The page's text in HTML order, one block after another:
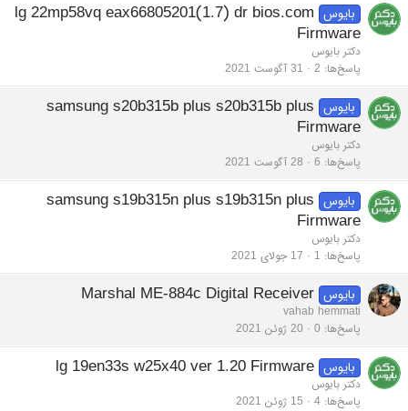
بایوس lg 22mp58vq eax66805201(1.7) dr bios.com
Firmware
دکتر بایوس
پاسخ‌ها 2 31 آگوست 2021
بایوس samsung s20b315b plus s20b315b plus
Firmware
دکتر بایوس
پاسخ‌ها 6 28 آگوست 2021
بایوس samsung s19b315n plus s19b315n plus
Firmware
دکتر بایوس
پاسخ‌ها 1 17 جولای 2021
بایوس Marshal ME-884c Digital Receiver
vahab hemmati
پاسخ‌ها 0 20 ژوئن 2021
بایوس lg 19en33s w25x40 ver 1.20 Firmware
دکتر بایوس
پاسخ‌ها 4 15 ژوئن 2021